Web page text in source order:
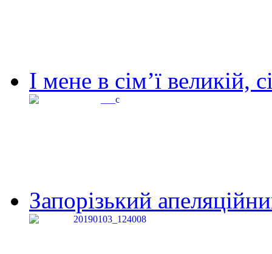
І мене в сім’ї великій,
Запорізький